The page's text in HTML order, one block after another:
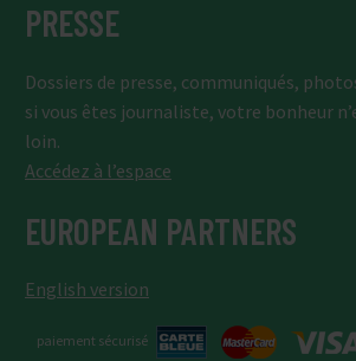
PRESSE
Dossiers de presse, communiqués,
si vous êtes journaliste, votre bonheur
loin.
Accédez à l’espace
EUROPEAN PARTNERS
English version
paiement sécurisé